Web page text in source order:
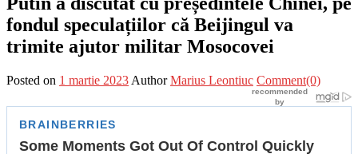
fondul speculațiilor că Beijingul va
trimite ajutor militar Mosocovei
Posted on 1 martie 2023 Author Marius Leontiuc Comment(0)